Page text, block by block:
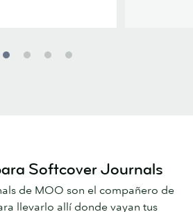
Softcover Journals
de MOO son el compañero de
llevarlo allí donde vayan tus